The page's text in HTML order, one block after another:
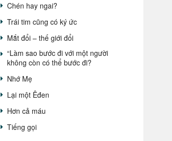
Chén hay ngai?
Trái tim cũng có ký ức
Mắt đổi – thế giới đổi
“Làm sao bước đi với một người
không còn có thể bước đi?
Nhớ Mẹ
Lại một Êđen
Hơn cả máu
Tiếng gọi